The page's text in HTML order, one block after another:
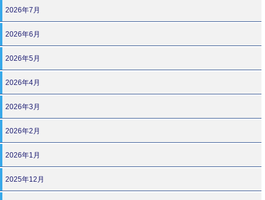
2026年7月
2026年6月
2026年5月
2026年4月
2026年3月
2026年2月
2026年1月
2025年12月